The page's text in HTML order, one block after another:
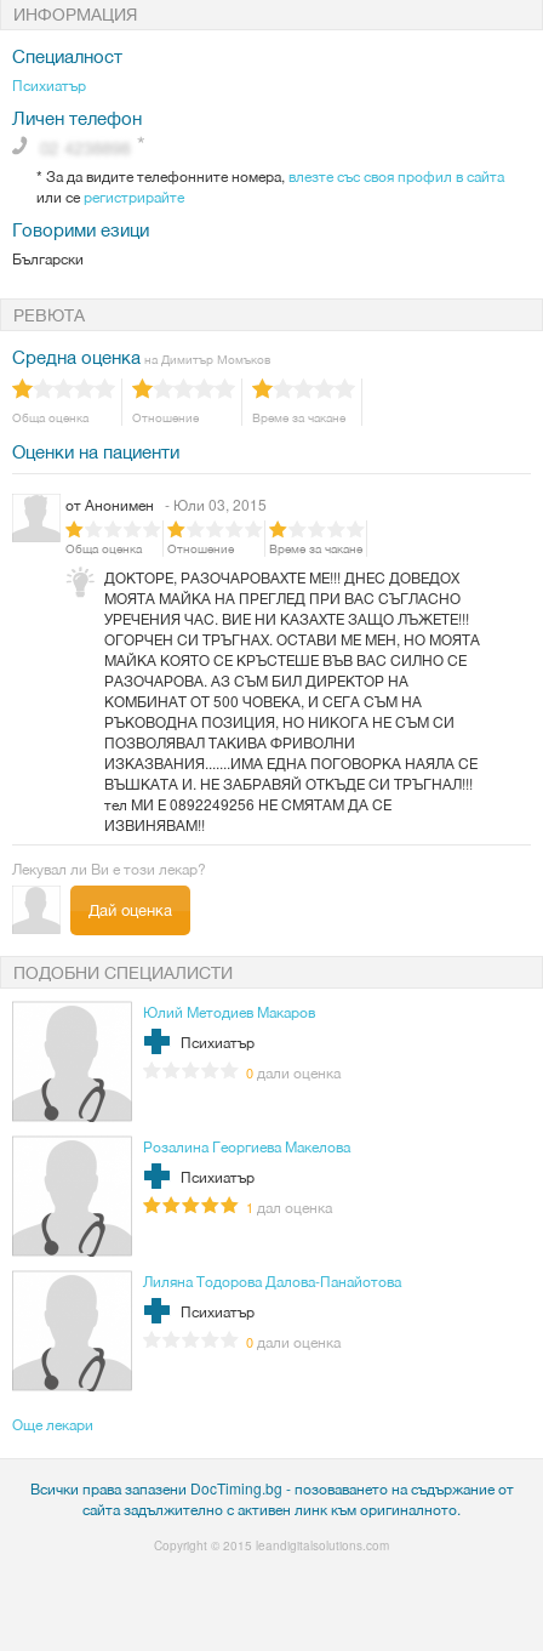
ИНФОРМАЦИЯ
Специалност
Психиатър
Личен телефон
* За да видите телефонните номера, влезте със своя профил в сайта
или серегистрирайте
Говорими езици
Български
РЕВЮТА
Средна оценка на Димитър Момъков
Обща оценка Отношение Време за чакане
Оценки на пациенти
отАнонимен - Юли 03, 2015
Обща оценка Отношение Време за чакане
ДОКТОРЕ, РАЗОЧАРОВАХТЕ МЕ!!! ДНЕС ДОВЕДОХ
МОЯТА МАЙКА НА ПРЕГЛЕД ПРИ ВАС СЪГЛАСНО
УРЕЧЕНИЯ ЧАС. ВИЕ НИ КАЗАХТЕ ЗАЩО ЛЪЖЕТЕ!!!
ОГОРЧЕН СИ ТРЪГНАХ. ОСТАВИ МЕ МЕН, НО МОЯТА
МАЙКА КОЯТО СЕ КРЪСТЕШЕ ВЪВ ВАС СИЛНО СЕ
РАЗОЧАРОВА. АЗ СЪМ БИЛ ДИРЕКТОР НА
КОМБИНАТ ОТ 500 ЧОВЕКА, И СЕГА СЪМ НА
РЪКОВОДНА ПОЗИЦИЯ, НО НИКОГА НЕ СЪМ СИ
ПОЗВОЛЯВАЛ ТАКИВА ФРИВОЛНИ
ИЗКАЗВАНИЯ.......ИМА ЕДНА ПОГОВОРКА НАЯЛА СЕ
ВЪШКАТА И. НЕ ЗАБРАВЯЙ ОТКЪДЕ СИ ТРЪГНАЛ!!!
тел МИ Е 0892249256 НЕ СМЯТАМ ДА СЕ
ИЗВИНЯВАМ!!
Лекувал ли Ви е този лекар?
Дай оценка
ПОДОБНИ СПЕЦИАЛИСТИ
Юлий Методиев Макаров
Психиатър
0 дали оценка
Розалина Георгиева Макелова
Психиатър
1 дал оценка
Лиляна Тодорова Далова-Панайотова
Психиатър
0 дали оценка
Още лекари
Всички права запазени DocTiming.bg - позоваването на съдържание от
сайта задължително с активен линк към оригиналното.
Copyright © 2015 leandigitalsolutions.com